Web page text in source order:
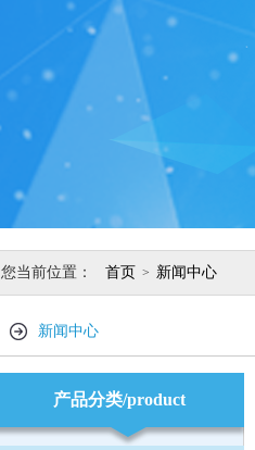
您当前位置： 首页 > 新闻中心
新闻中心
产品分类/product